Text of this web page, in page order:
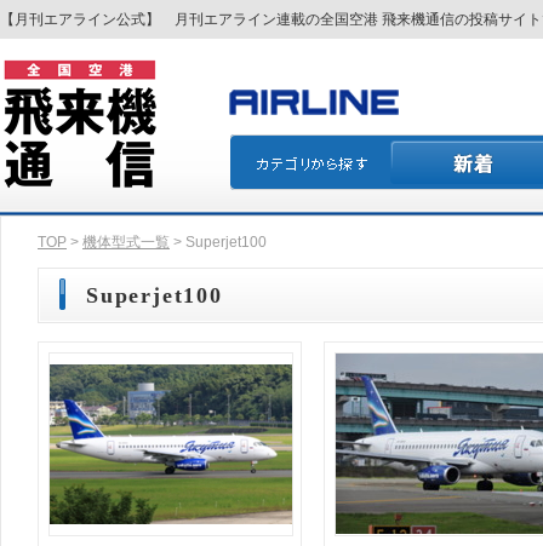
【月刊エアライン公式】 月刊エアライン連載の全国空港 飛来機通信の投稿サイ
TOP > 機体型式一覧 > Superjet100
Superjet100